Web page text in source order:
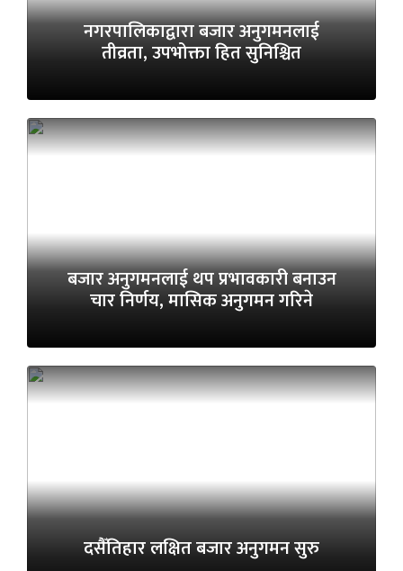
नगरपालिकाद्वारा बजार अनुगमनलाई
तीव्रता, उपभोक्ता हित सुनिश्चित
बजार अनुगमनलाई थप प्रभावकारी बनाउन
चार निर्णय, मासिक अनुगमन गरिने
दसैँतिहार लक्षित बजार अनुगमन सुरु